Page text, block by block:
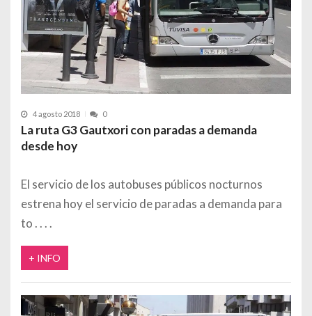
4 agosto 2018 0
La ruta G3 Gautxori con paradas a demanda
desde hoy
El servicio de los autobuses públicos nocturnos
estrena hoy el servicio de paradas a demanda para
to
+ INFO